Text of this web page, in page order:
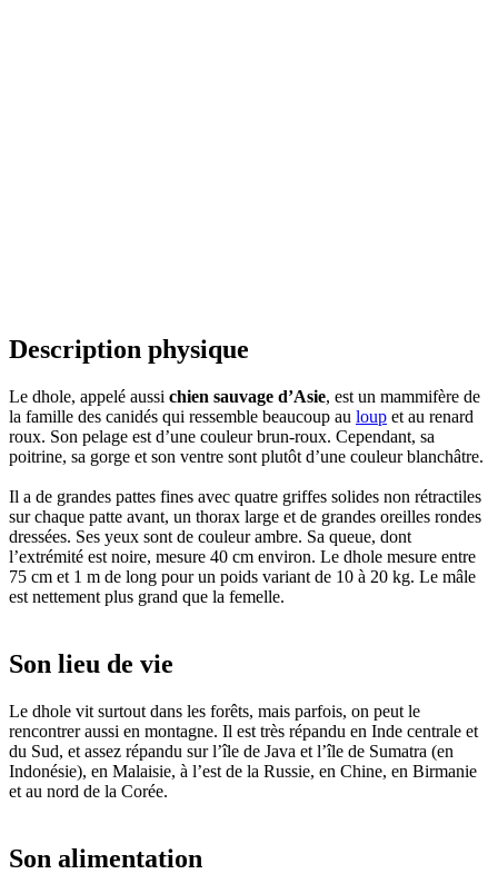
Description physique
Le dhole, appelé aussi chien sauvage d’Asie, est un mammifère de
la famille des canidés qui ressemble beaucoup au loup et au renard
roux. Son pelage est d’une couleur brun-roux. Cependant, sa
poitrine, sa gorge et son ventre sont plutôt d’une couleur blanchâtre.
Il a de grandes pattes fines avec quatre griffes solides non rétractiles
sur chaque patte avant, un thorax large et de grandes oreilles rondes
dressées. Ses yeux sont de couleur ambre. Sa queue, dont
l’extrémité est noire, mesure 40 cm environ. Le dhole mesure entre
75 cm et 1 m de long pour un poids variant de 10 à 20 kg. Le mâle
est nettement plus grand que la femelle.
Son lieu de vie
Le dhole vit surtout dans les forêts, mais parfois, on peut le
rencontrer aussi en montagne. Il est très répandu en Inde centrale et
du Sud, et assez répandu sur l’île de Java et l’île de Sumatra (en
Indonésie), en Malaisie, à l’est de la Russie, en Chine, en Birmanie
et au nord de la Corée.
Son alimentation